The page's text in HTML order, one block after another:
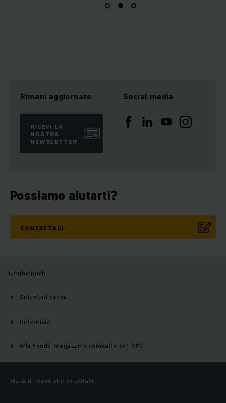
Rimani aggiornato
RICEVI LA
NOSTRA
NEWSLETTER
Social media
Possiamo aiutarti?
CONTATTACI
Jungheinrich
Soluzioni per te
Referenze
Arla Foods: magazzino compatto con UPC
Visita il nostro sito corporate